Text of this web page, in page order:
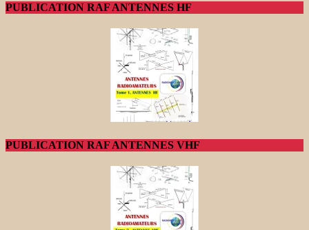
PUBLICATION RAF ANTENNES HF
PUBLICATION RAF ANTENNES VHF